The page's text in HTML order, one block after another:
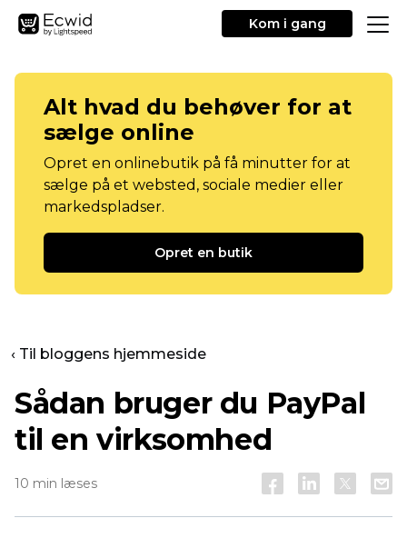
Kom i gang
Alt hvad du behøver for at
sælge online
Opret en onlinebutik på få minutter for at
sælge på et websted, sociale medier eller
markedspladser.
Opret en butik
‹ Til bloggens hjemmeside
Sådan bruger du PayPal
til en virksomhed
10 min læses